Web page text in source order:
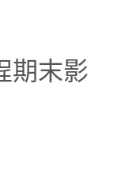
期末影